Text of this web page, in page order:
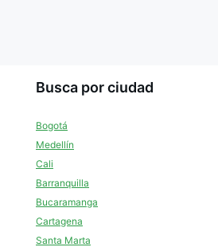
Busca por ciudad
Bogotá
Medellín
Cali
Barranquilla
Bucaramanga
Cartagena
Santa Marta